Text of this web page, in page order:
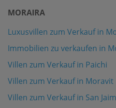
MORAIRA
Luxusvillen zum Verkauf in
Immobilien zu verkaufen in
Villen zum Verkauf in Paichi
Villen zum Verkauf in Moravit
Villen zum Verkauf in San